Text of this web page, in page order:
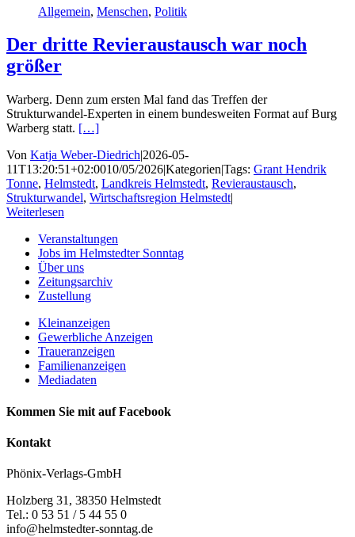
Allgemein, Menschen, Politik
Der dritte Revieraustausch war noch
größer
Warberg. Denn zum ersten Mal fand das Treffen der
Strukturwandel-Experten in einem bundesweiten Format auf Burg
Warberg statt. […]
Von Katja Weber-Diedrich|2026-05-
11T13:20:51+02:0010/05/2026|Kategorien|Tags: Grant Hendrik
Tonne, Helmstedt, Landkreis Helmstedt, Revieraustausch,
Strukturwandel, Wirtschaftsregion Helmstedt|
Weiterlesen
Veranstaltungen
Jobs im Helmstedter Sonntag
Über uns
Zeitungsarchiv
Zustellung
Kleinanzeigen
Gewerbliche Anzeigen
Traueranzeigen
Familienanzeigen
Mediadaten
Kommen Sie mit auf Facebook
Kontakt
Phönix-Verlags-GmbH
Holzberg 31, 38350 Helmstedt
Tel.: 0 53 51 / 5 44 55 0
info@helmstedter-sonntag.de